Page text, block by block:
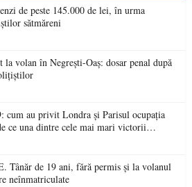
de peste 145.000 de lei, în urma
sătmăreni
la volan în Negrești-Oaș: dosar penal după
cum au privit Londra și Parisul ocupația
ce una dintre cele mai mari victorii
a devenit o controversă diplomatică
Tânăr de 19 ani, fără permis și la volanul
neînmatriculate